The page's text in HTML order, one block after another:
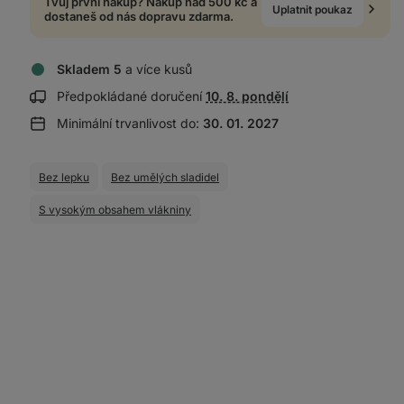
dostaneš od nás dopravu zdarma.
Uplatnit poukaz
Skladem 5 a více kusů
Předpokládané doručení Zobrazit
o
10. 8. pondělí
Minimální trvanlivost do: 30. 01. 2027
Bez lepku Bez umělých sladidel
S vysokým obsahem vlákniny